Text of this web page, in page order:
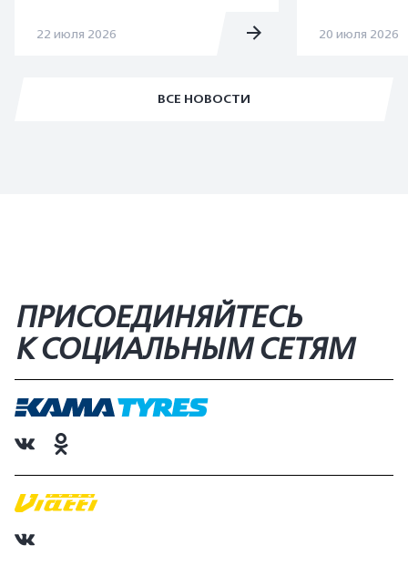
ВСЕ НОВОСТИ
22 июля 2026 20 июля 2026
ПРИСОЕДИНЯЙТЕСЬ
К СОЦИАЛЬНЫМ СЕТЯМ